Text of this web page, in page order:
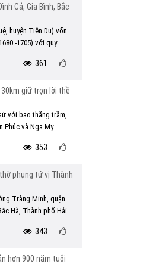
Cả, Gia Bình, Bắc
huyện Tiên Du) vốn
-1705) với quy...
361
giữ trọn lời thề
với bao thăng trầm,
Phúc và Nga My...
353
phụng tứ vị Thành
Tràng Minh, quận
Hà, Thành phố Hải...
343
hơn 900 năm tuổi